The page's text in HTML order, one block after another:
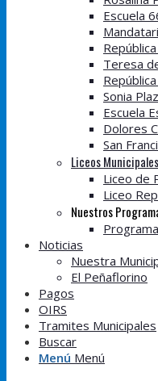
Escuela
Teresa
Sonia
Escuela
Dolores
San
Liceos Municipales
Liceo de
Liceo
Nuestros
Noticias
Nuestra
El Peñaflorino
Pagos
OIRS
Tramites Municipales
Buscar
Menú Menú